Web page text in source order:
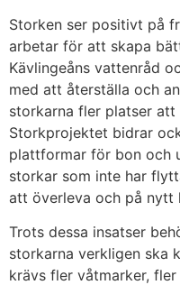
Storken ser positivt på
arbetar för att skapa
Kävlingeåns vattenråd
med att återställa och
storkarna fler platser
Storkprojektet bidrar
plattformar för bon och
storkar som inte har
att överleva och på nytt
Trots dessa insatser
storkarna verkligen ska
krävs fler våtmarker,